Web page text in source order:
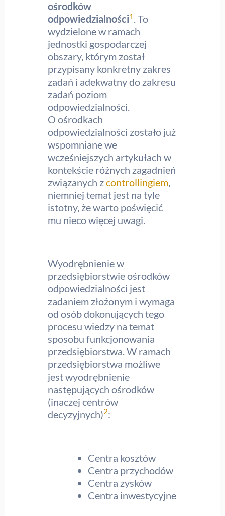
ośrodków
odpowiedzialności1 . To
wydzielone w ramach
jednostki gospodarczej
obszary, którym został
przypisany konkretny zakres
zadań i adekwatny do zakresu
zadań poziom
odpowiedzialności.
O ośrodkach
odpowiedzialności zostało już
wspomniane we
wcześniejszych artykułach w
kontekście różnych zagadnień
związanych zcontrollingiem,
niemniej temat jest na tyle
istotny, że warto poświęcić
mu nieco więcej uwagi.
Wyodrębnienie w
przedsiębiorstwie ośrodków
odpowiedzialności jest
zadaniem złożonym i wymaga
od osób dokonujących tego
procesu wiedzy na temat
sposobu funkcjonowania
przedsiębiorstwa. W ramach
przedsiębiorstwa możliwe
jest wyodrębnienie
następujących ośrodków
(inaczej centrów
decyzyjnych)2:
Centra kosztów
Centra przychodów
Centra zysków
Centra inwestycyjne